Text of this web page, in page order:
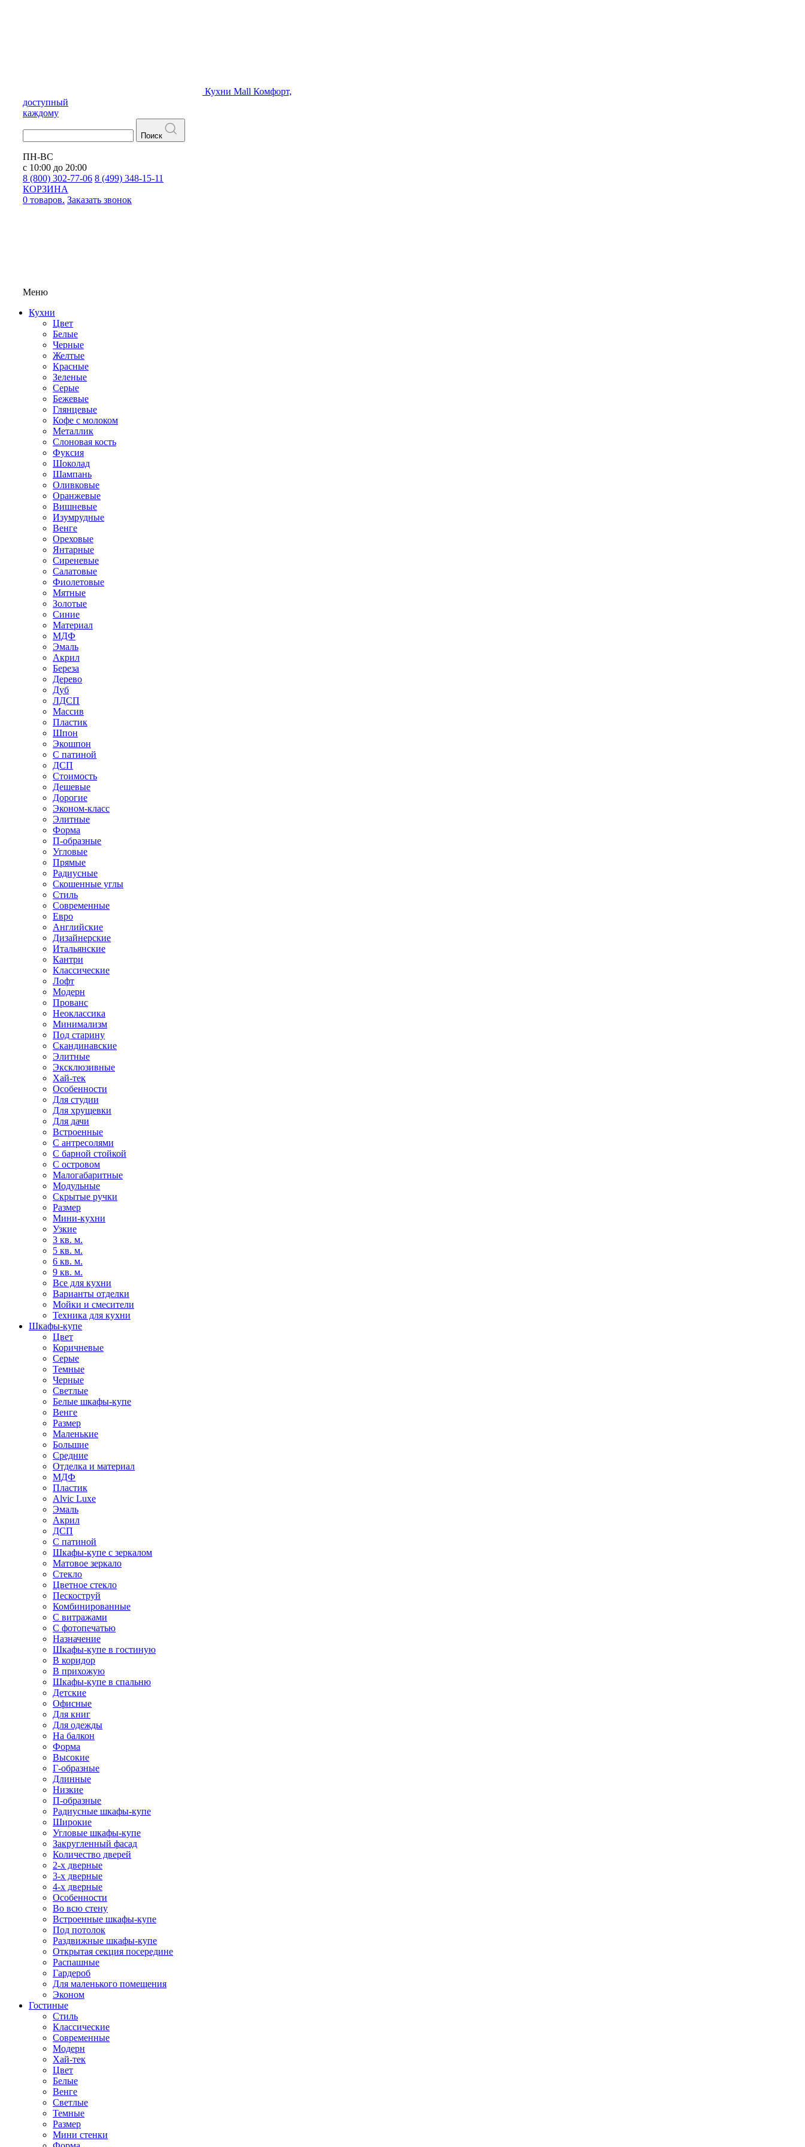
Кухни Mall Комфорт,
доступный
каждому
Поиск
ПН-ВС
с 10:00 до 20:00
8 (800) 302-77-06 8 (499) 348-15-11
КОРЗИНА
0 товаров. Заказать звонок
Меню
Кухни
Цвет
Белые
Черные
Желтые
Красные
Зеленые
Серые
Бежевые
Глянцевые
Кофе с молоком
Металлик
Слоновая кость
Фуксия
Шоколад
Шампань
Оливковые
Оранжевые
Вишневые
Изумрудные
Венге
Ореховые
Янтарные
Сиреневые
Салатовые
Фиолетовые
Мятные
Золотые
Синие
Материал
МДФ
Эмаль
Акрил
Береза
Дерево
Дуб
ЛДСП
Массив
Пластик
Шпон
Экошпон
С патиной
ДСП
Стоимость
Дешевые
Дорогие
Эконом-класс
Элитные
Форма
П-образные
Угловые
Прямые
Радиусные
Скошенные углы
Стиль
Современные
Евро
Английские
Дизайнерские
Итальянские
Кантри
Классические
Лофт
Модерн
Прованс
Неоклассика
Минимализм
Под старину
Скандинавские
Элитные
Эксклюзивные
Хай-тек
Особенности
Для студии
Для хрущевки
Для дачи
Встроенные
С антресолями
С барной стойкой
С островом
Малогабаритные
Модульные
Скрытые ручки
Размер
Мини-кухни
Узкие
3 кв. м.
5 кв. м.
6 кв. м.
9 кв. м.
Все для кухни
Варианты отделки
Мойки и смесители
Техника для кухни
Шкафы-купе
Цвет
Коричневые
Серые
Темные
Черные
Светлые
Белые шкафы-купе
Венге
Размер
Маленькие
Большие
Средние
Отделка и материал
МДФ
Пластик
Alvic Luxe
Эмаль
Акрил
ДСП
С патиной
Шкафы-купе с зеркалом
Матовое зеркало
Стекло
Цветное стекло
Пескоструй
Комбинированные
С витражами
С фотопечатью
Назначение
Шкафы-купе в гостиную
В коридор
В прихожую
Шкафы-купе в спальню
Детские
Офисные
Для книг
Для одежды
На балкон
Форма
Высокие
Г-образные
Длинные
Низкие
П-образные
Радиусные шкафы-купе
Широкие
Угловые шкафы-купе
Закругленный фасад
Количество дверей
2-х дверные
3-х дверные
4-х дверные
Особенности
Во всю стену
Встроенные шкафы-купе
Под потолок
Раздвижные шкафы-купе
Открытая секция посередине
Распашные
Гардероб
Для маленького помещения
Эконом
Гостиные
Стиль
Классические
Современные
Модерн
Хай-тек
Цвет
Белые
Венге
Светлые
Темные
Размер
Мини стенки